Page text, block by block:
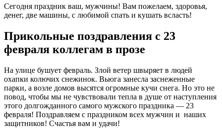
Сегодня праздник ваш, мужчины! Вам пожелаем, здоровья,
денег, две машины, с любимой спать и кушать всласть!
Прикольные поздравления с 23
февраля коллегам в прозе
На улице бушует февраль. Злой ветер швыряет в людей
охапки колючих снежинок. Вьюга занесла заснеженные
парки, а возле домов высятся огромные кучи снега. Но это не
повод, чтобы мы не чувствовали тепла в душе от наступления
этого долгожданного самого мужского праздника — 23
февраля! Поздравляем с праздником всех мужчин и наших
защитников! Счастья вам и удачи!